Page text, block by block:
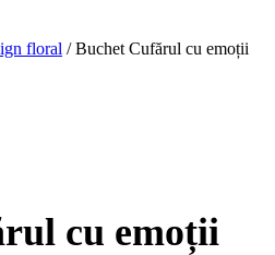
floral / Buchet Cufărul cu emoții
cu emoții